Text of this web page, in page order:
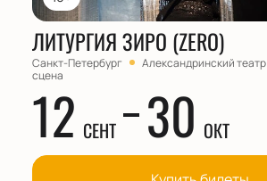
ЛИТУРГИЯ ЗИРО (ZERO)
Санкт-Петербург Александринский театр
сцена
12 СЕНТ 30 ОКТ